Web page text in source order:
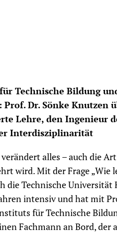
Technische Bildung
Dr. Sönke Knutzen
Lehre, den Ingenieur
Interdisziplinarität
alles – auch die
wird. Mit der Frage „Wie
die Technische Universität
intensiv und hat mit
für Technische
Fachmann an Bord, der